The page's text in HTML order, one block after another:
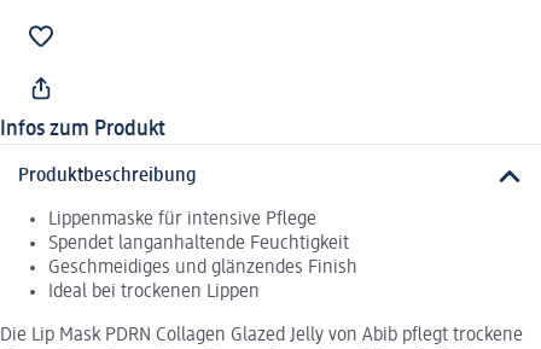
Infos zum Produkt
Produktbeschreibung
Lippenmaske für intensive Pflege
Spendet langanhaltende Feuchtigkeit
Geschmeidiges und glänzendes Finish
Ideal bei trockenen Lippen
Die Lip Mask PDRN Collagen Glazed Jelly von Abib pflegt trockene